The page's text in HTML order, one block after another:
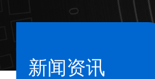
新闻资讯